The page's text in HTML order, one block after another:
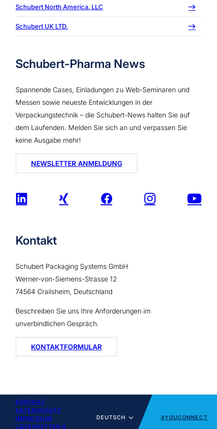
Schubert North America, LLC
Schubert UK LTD.
Schubert-Pharma News
Spannende Cases, Einladungen zu Web-Seminaren und
Messen sowie neueste Entwicklungen in der
Verpackungstechnik – die Schubert-News halten Sie auf
dem Laufenden. Melden Sie sich an und verpassen Sie
keine Ausgabe mehr!
NEWSLETTER ANMELDUNG
Kontakt
Schubert Packaging Systems GmbH
Werner-von-Siemens-Strasse 12
74564 Crailsheim, Deutschland
Beschreiben Sie uns Ihre Anforderungen im
unverbindlichen Gespräch.
KONTAKTFORMULAR
KONTAKT
DATENSCHUTZ
IMPRESSUM
LIEFERKETTEN &
DEUTSCH 4YOUCONNECT